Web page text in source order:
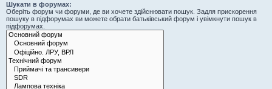
Шукати в форумах:
Оберіть форум чи форуми, де ви хочете здійснювати пошук. Задля прискорення
пошуку в підфорумах ви можете обрати батьківський форум і увімкнути пошук в
підфорумах.